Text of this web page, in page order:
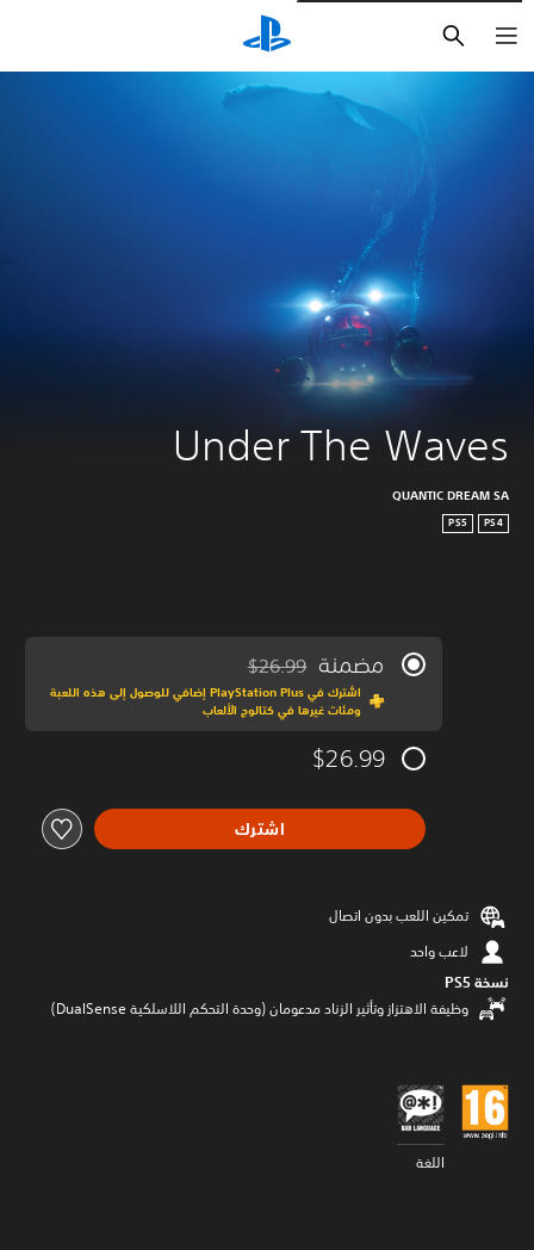
Under The Waves
QUANTIC DREAM SA
PS4
PS5
مضمنة مخصوم من السعر الأصلي البالغ $26.99‏
$26.99
اشترك في PlayStation Plus إضافي للوصول إلى هذه اللعبة
ومئات غيرها في كتالوج الألعاب
$26.99
اشترك
تمكين اللعب بدون اتصال
لاعب واحد
نسخة PS5‏
وظيفة الاهتزاز وتأثير الزناد مدعومان (وحدة التحكم اللاسلكية DualSense‏)
اللغة